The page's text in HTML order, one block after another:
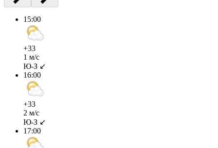
15:00
+33
1 м/с
Ю-З ↙
16:00
+33
2 м/с
Ю-З ↙
17:00